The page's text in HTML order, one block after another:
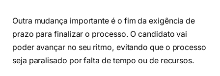
Outra mudança importante é o fim da exigência de
prazo para finalizar o processo. O candidato vai
poder avançar no seu ritmo, evitando que o processo
seja paralisado por falta de tempo ou de recursos.